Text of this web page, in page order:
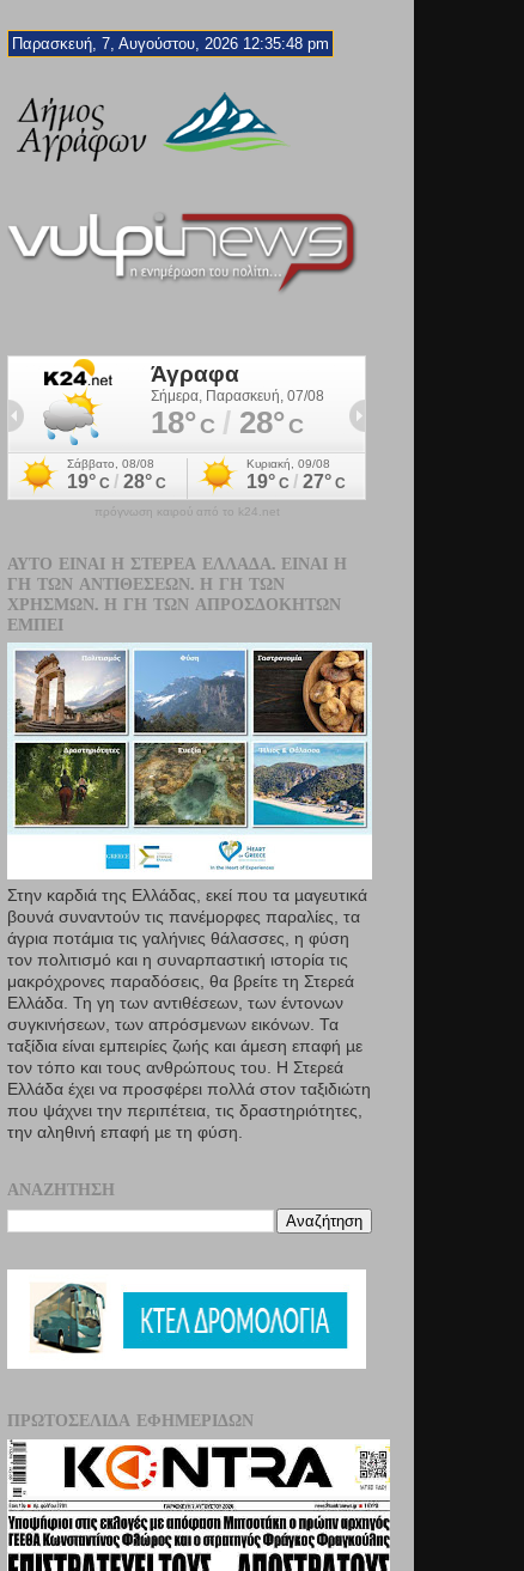
Παρασκευή, 7, Αυγούστου, 2026 12:35:49 pm
πρόγνωση καιρού από το k24.net
ΑΥΤΌ ΕΊΝΑΙ Η ΣΤΕΡΕΆ ΕΛΛΆΔΑ. ΕΊΝΑΙ Η
ΓΗ ΤΩΝ ΑΝΤΙΘΈΣΕΩΝ. Η ΓΗ ΤΩΝ
ΧΡΗΣΜΏΝ. Η ΓΗ ΤΩΝ ΑΠΡΟΣΔΌΚΗΤΩΝ
ΕΜΠΕΙ
Στην καρδιά της Ελλάδας, εκεί που τα µαγευτικά
βουνά συναντούν τις πανέμορφες παραλίες, τα
άγρια ποτάμια τις γαλήνιες θάλασσες, η φύση
τον πολιτισμό και η συναρπαστική ιστορία τις
μακρόχρονες παραδόσεις, θα βρείτε τη Στερεά
Ελλάδα. Τη γη των αντιθέσεων, των έντονων
συγκινήσεων, των απρόσμενων εικόνων. Τα
ταξίδια είναι εμπειρίες ζωής και άμεση επαφή µε
τον τόπο και τους ανθρώπους του. Η Στερεά
Ελλάδα έχει να προσφέρει πολλά στον ταξιδιώτη
που ψάχνει την περιπέτεια, τις δραστηριότητες,
την αληθινή επαφή µε τη φύση.
ΑΝΑΖΉΤΗΣΗ
ΠΡΩΤΟΣΈΛΙΔΑ ΕΦΗΜΕΡΊΔΩΝ